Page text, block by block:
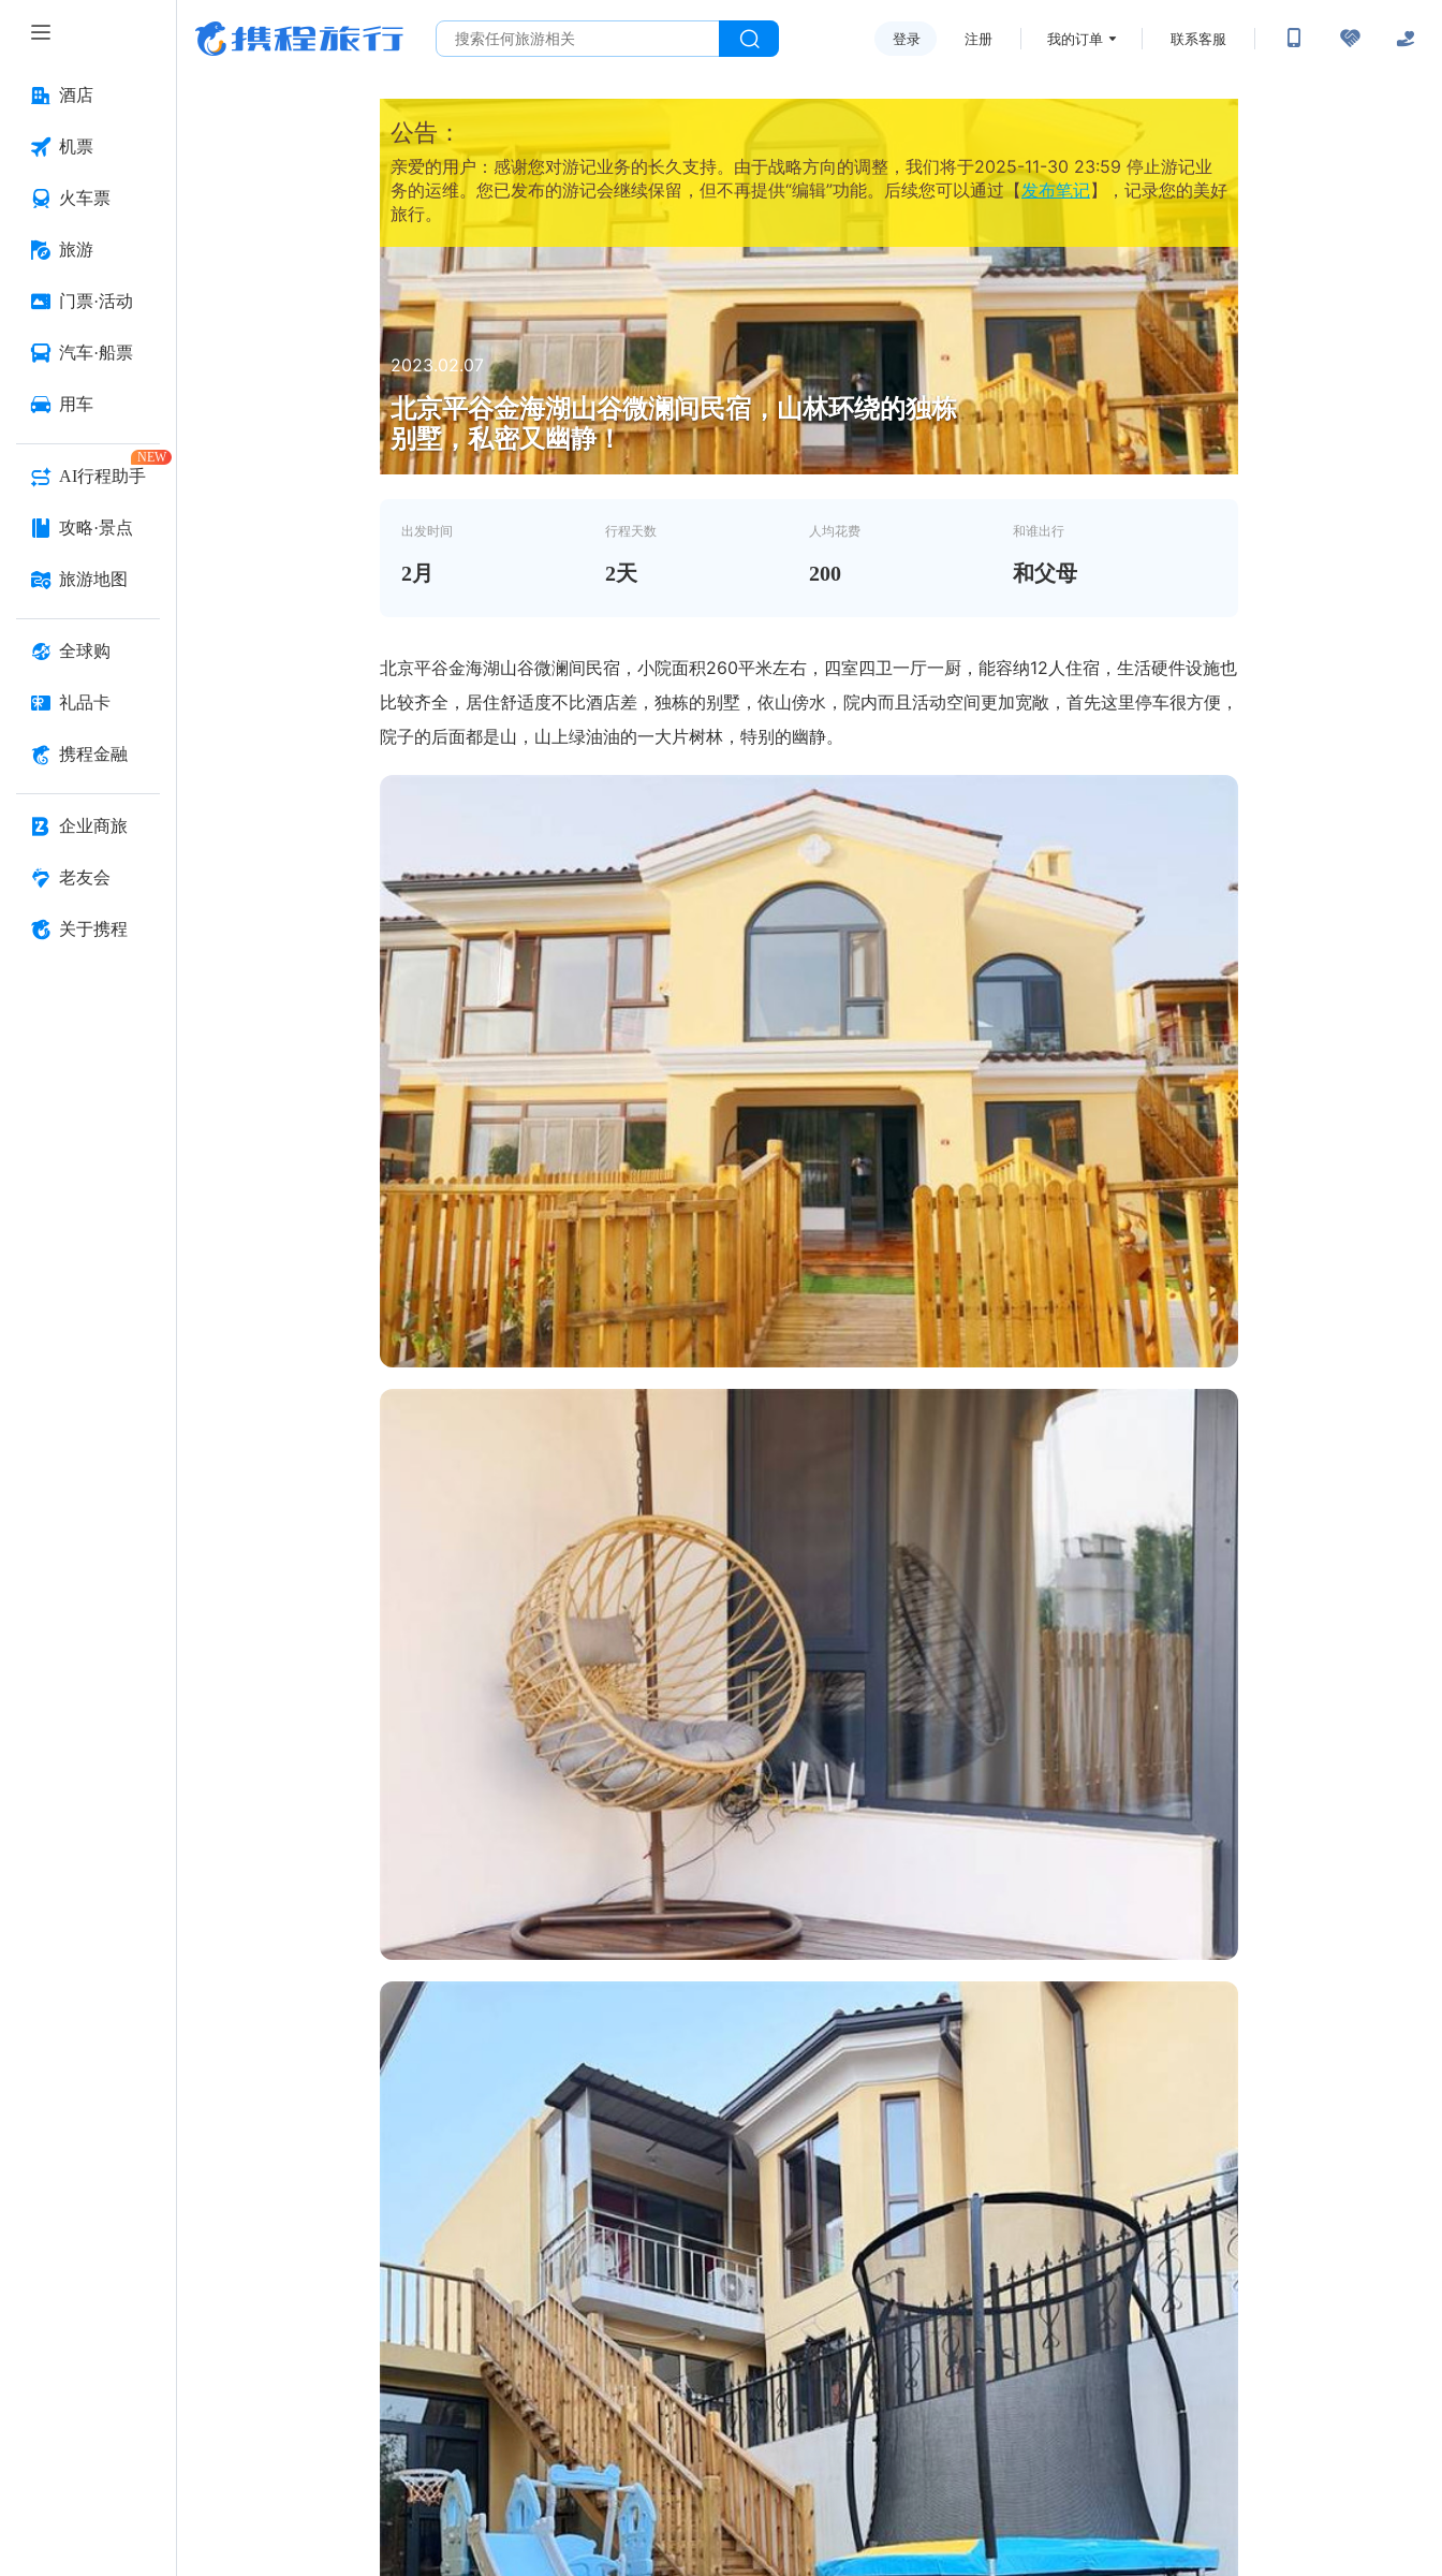
酒店
机票
火车票
旅游
门票·活动
汽车·船票
用车
AI行程助手
NEW
攻略·景点
旅游地图
全球购
礼品卡
携程金融
企业商旅
老友会
关于携程
登录 注册 我的订单 联系客服
公告：
亲爱的用户：感谢您对游记业务的长久支持。由于战略方向的调整，我们将于2025-11-30 23:59 停止游记业
务的运维。您已发布的游记会继续保留，但不再提供“编辑”功能。后续您可以通过【发布笔记】，记录您的美好
旅行。
2023.02.07
北京平谷金海湖山谷微澜间民宿，山林环绕的独栋
别墅，私密又幽静！
出发时间
2月
行程天数
2天
人均花费
200
和谁出行
和父母
北京平谷金海湖山谷微澜间民宿，小院面积260平米左右，四室四卫一厅一厨，能容纳12人住宿，生活硬件设施也
比较齐全，居住舒适度不比酒店差，独栋的别墅，依山傍水，院内而且活动空间更加宽敞，首先这里停车很方便，
院子的后面都是山，山上绿油油的一大片树林，特别的幽静。